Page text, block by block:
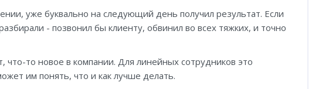
уже буквально на следующий день получил результат. Если
- позвонил бы клиенту, обвинил во всех тяжких, и точно
что-то новое в компании. Для линейных сотрудников это
им понять, что и как лучше делать.